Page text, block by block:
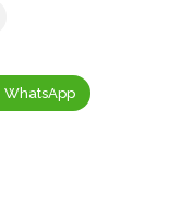
WhatsApp